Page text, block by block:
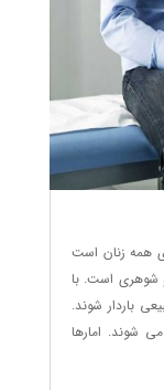
همه زنان است
شوهری است. با
باردار شوند.
شوند. امارها